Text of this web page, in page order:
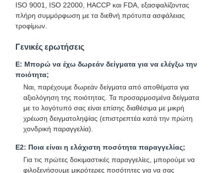
Έλεγχος
Ποιότητας
Επικοινωνήσ
Τε Μαζί Μας
Ειδήσεις Υποθέσεις
Συνομιλία
Τώρα
Κούπα καφέ από χαρτί
Μίας χρήσης ΚΥΠΕΛΛΟ ΕΓΓΡΑΦΟΥ
ISO 9001, ISO 22000, HACCP και FDA, εξασφαλίζοντας
πλήρη συμμόρφωση με τα διεθνή πρότυπα ασφάλειας
τροφίμων.
Γενικές ερωτήσεις
Ε: Μπορώ να έχω δωρεάν δείγματα για να ελέγξω την
ποιότητα;
Ναι, παρέχουμε δωρεάν δείγματα από αποθέματα για
αξιολόγηση της ποιότητας. Τα προσαρμοσμένα δείγματα
με το λογότυπό σας είναι επίσης διαθέσιμα με μικρή
χρέωση δειγματοληψίας (επιστρεπτέα κατά την πρώτη
χονδρική παραγγελία).
Ε2: Ποια είναι η ελάχιστη ποσότητα παραγγελίας;
Για τις πρώτες δοκιμαστικές παραγγελίες, μπορούμε να
φιλοξενήσουμε μικρότερες ποσότητες για να σας